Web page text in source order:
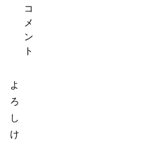
コ
メ
ン
ト
よ
ろ
し
け